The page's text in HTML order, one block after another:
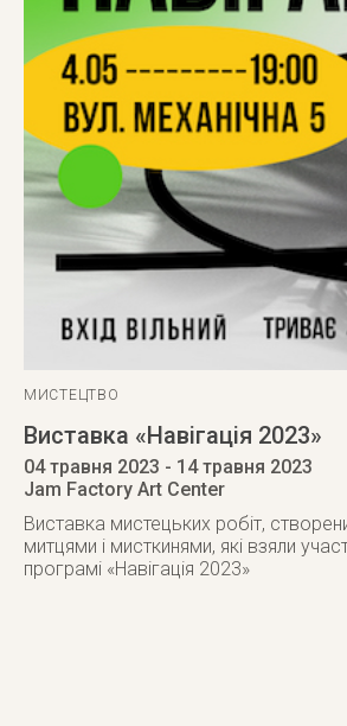
ДОВІДКА
МИСТЕЦТВО
Виставка «Навігація 2023»
04 травня 2023 - 14 травня 2023
Jam Factory Art Center
Виставка мистецьких робіт,
митцями і мисткинями, які взяли
програмі «Навігація 2023»